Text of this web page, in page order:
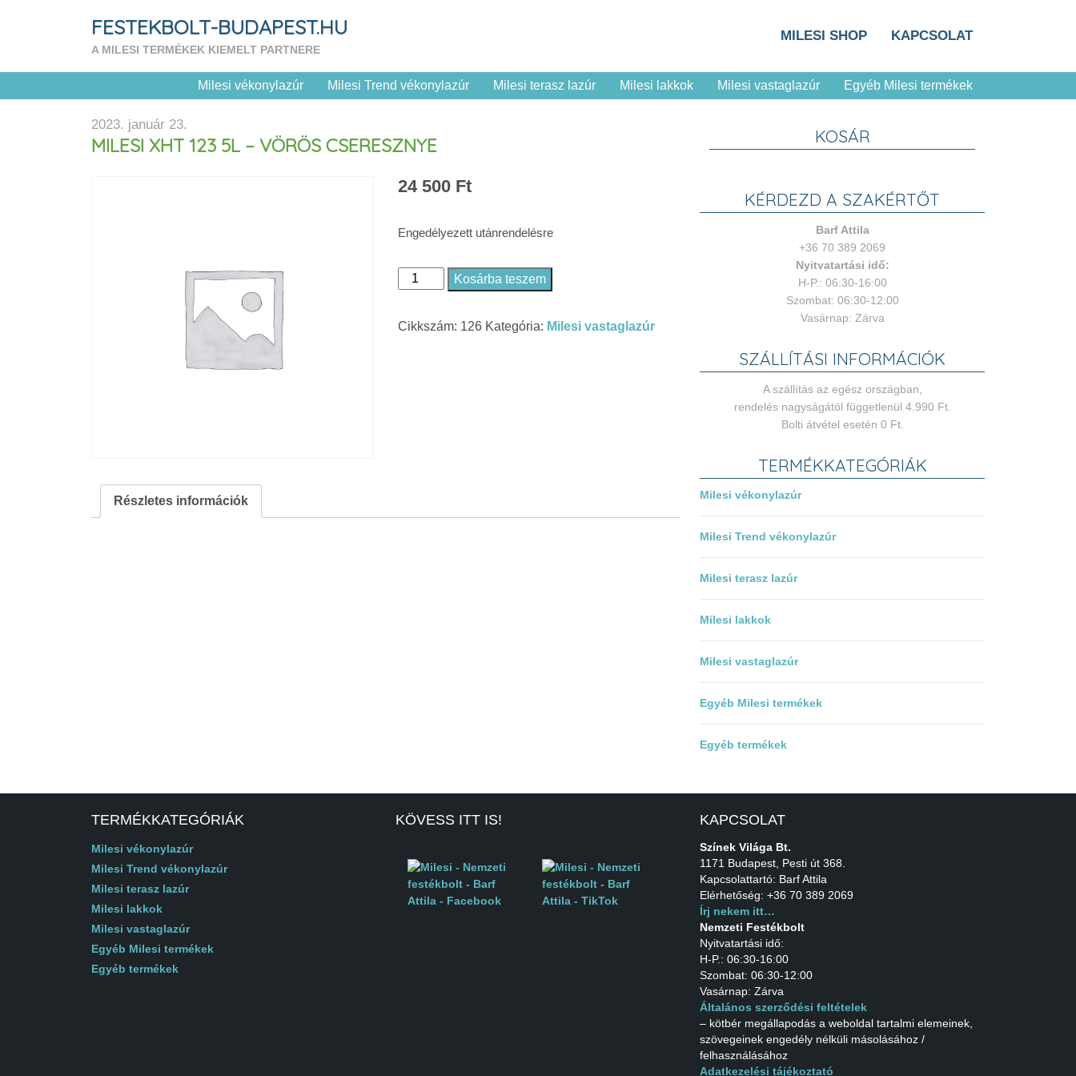
FESTEKBOLT-BUDAPEST.HU
A MILESI TERMÉKEK KIEMELT PARTNERE
MILESI SHOP KAPCSOLAT
Milesi vékonylazúr Milesi Trend vékonylazúr Milesi terasz lazúr Milesi lakkok Milesi vastaglazúr Egyéb Milesi termékek
2023. január 23.
MILESI XHT 123 5L – VÖRÖS CSERESZNYE
24 500 Ft
Engedélyezett utánrendelésre
Milesi
123
Kosárba teszem
Cikkszám: 126 Kategória: Milesi vastaglazúr
Részletes információk
KOSÁR
KÉRDEZD A SZAKÉRTŐT
Barf Attila
+36 70 389 2069
Nyitvatartási idő:
H-P.: 06:30-16:00
Szombat: 06:30-12:00
Vasárnap: Zárva
SZÁLLÍTÁSI INFORMÁCIÓK
A szállítás az egész országban,
rendelés nagyságától függetlenül 4.990 Ft.
Bolti átvétel esetén 0 Ft.
TERMÉKKATEGÓRIÁK
Milesi vékonylazúr
Milesi Trend vékonylazúr
Milesi terasz lazúr
Milesi lakkok
Milesi vastaglazúr
Egyéb Milesi termékek
Egyéb termékek
TERMÉKKATEGÓRIÁK
Milesi vékonylazúr
Milesi Trend vékonylazúr
Milesi terasz lazúr
Milesi lakkok
Milesi vastaglazúr
Egyéb Milesi termékek
Egyéb termékek
KÖVESS ITT IS! KAPCSOLAT
Színek Világa Bt.
1171 Budapest, Pesti út 368.
Kapcsolattartó: Barf Attila
Elérhetőség: +36 70 389 2069
Írj nekem itt…
Nemzeti Festékbolt
Nyitvatartási idő:
H-P.: 06:30-16:00
Szombat: 06:30-12:00
Vasárnap: Zárva
Általános szerződési feltételek
– kötbér megállapodás a weboldal tartalmi elemeinek,
szövegeinek engedély nélküli másolásához /
felhasználásához
Adatkezelési tájékoztató